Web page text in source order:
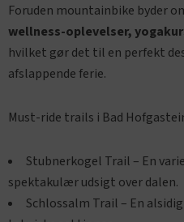
Foruden mountainbike byder
wellness-oplevelser,
hvilket gør det til en perfekt
afslappende ferie.
Must-ride trails i Bad
Stubnerkogel Trail – En
spektakulær udsigt over dalen.
Schlossalm Trail – En